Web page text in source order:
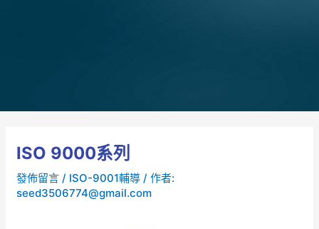
ISO 9000系列
發佈留言 / ISO-9001輔導 / 作者:
seed3506774@gmail.com